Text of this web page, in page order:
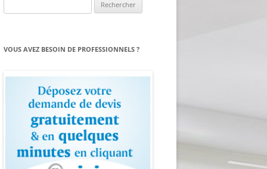
VOUS AVEZ BESOIN DE PROFESSIONNELS ?